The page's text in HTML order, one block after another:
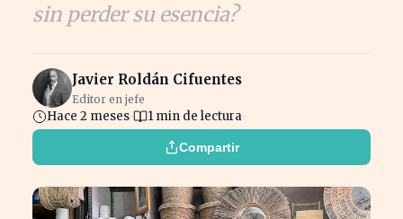
sin perder su esencia?
Javier Roldán Cifuentes
Editor en jefe
Hace 2 meses 1 min de lectura
Compartir